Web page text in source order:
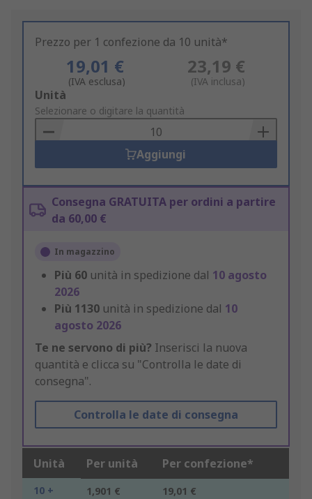
Prezzo per 1 confezione da 10 unità*
19,01 €
(IVA esclusa)
23,19 €
(IVA inclusa)
Add
to
Basket
Unità
Selezionare o digitare la quantità
Aggiungi
Consegna GRATUITA per ordini a partire
da 60,00 €
In magazzino
Più 60 unità in spedizione dal 10 agosto
2026
Più 1130 unità in spedizione dal 10
agosto 2026
Te ne servono di più? Inserisci la nuova
quantità e clicca su "Controlla le date di
consegna".
Controlla le date di consegna
Unità Per unità Per confezione*
10 + 1,901 € 19,01 €